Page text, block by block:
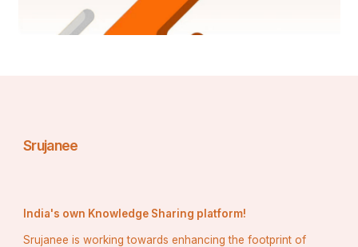
Srujanee
India's own Knowledge Sharing platform!
Srujanee is working towards enhancing the footprint of